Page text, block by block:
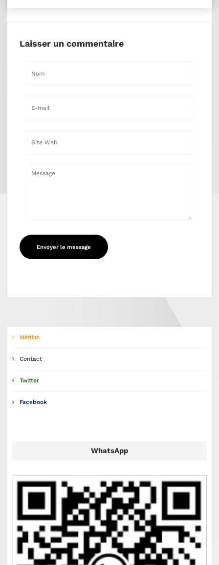
Laisser un commentaire
Médias
Contact
Twitter
Facebook
WhatsApp